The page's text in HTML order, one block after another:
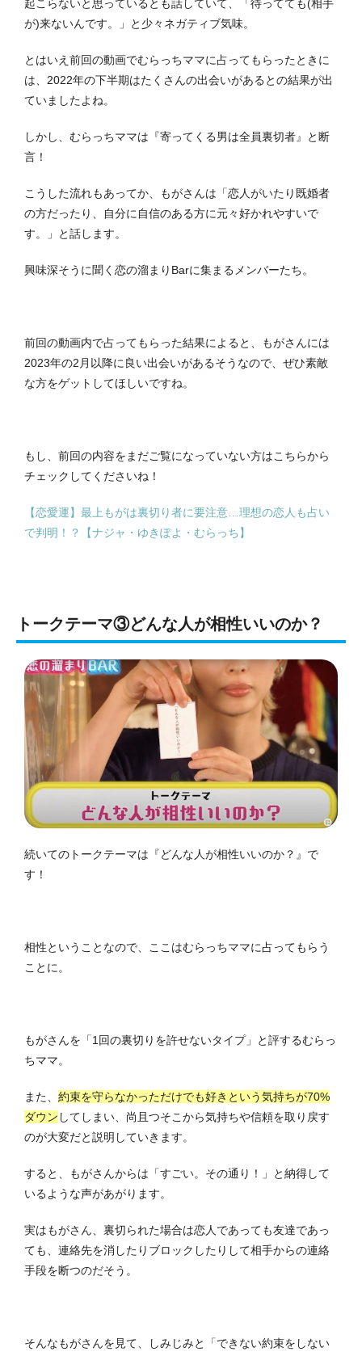
起こらないと思っているとも話していて、「待ってても(相手
が)来ないんです。」と少々ネガティブ気味。
とはいえ前回の動画でむらっちママに占ってもらったときに
は、2022年の下半期はたくさんの出会いがあるとの結果が出
ていましたよね。
しかし、むらっちママは『寄ってくる男は全員裏切者』と断
言！
こうした流れもあってか、もがさんは「恋人がいたり既婚者
の方だったり、自分に自信のある方に元々好かれやすいで
す。」と話します。
興味深そうに聞く恋の溜まりBarに集まるメンバーたち。
前回の動画内で占ってもらった結果によると、もがさんには
2023年の2月以降に良い出会いがあるそうなので、ぜひ素敵
な方をゲットしてほしいですね。
もし、前回の内容をまだご覧になっていない方はこちらから
チェックしてくださいね！
【恋愛運】最上もがは裏切り者に要注意…理想の恋人も占い
で判明！？【ナジャ・ゆきぽよ・むらっち】
トークテーマ③どんな人が相性いいのか？
続いてのトークテーマは『どんな人が相性いいのか？』で
す！
相性ということなので、ここはむらっちママに占ってもらう
ことに。
もがさんを「1回の裏切りを許せないタイプ」と評するむらっ
ちママ。
また、 約束を守らなかっただけでも好きという気持ちが70%
ダウン してしまい、尚且つそこから気持ちや信頼を取り戻す
のが大変だと説明していきます。
すると、もがさんからは「すごい。その通り！」と納得して
いるような声があがります。
実はもがさん、裏切られた場合は恋人であっても友達であっ
ても、連絡先を消したりブロックしたりして相手からの連絡
手段を断つのだそう。
そんなもがさんを見て、しみじみと「できない約束をしない